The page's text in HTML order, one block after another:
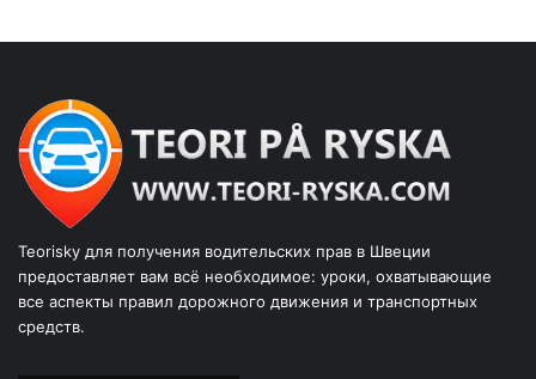
Teorisky для получения водительских прав в Швеции
предоставляет вам всё необходимое: уроки, охватывающие
все аспекты правил дорожного движения и транспортных
средств.